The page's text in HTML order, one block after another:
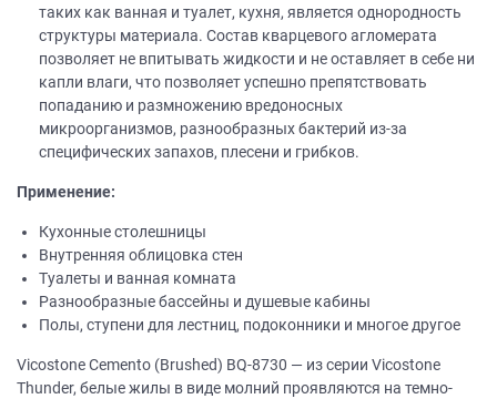
таких как ванная и туалет, кухня, является однородность
структуры материала. Состав кварцевого агломерата
позволяет не впитывать жидкости и не оставляет в себе ни
капли влаги, что позволяет успешно препятствовать
попаданию и размножению вредоносных
микроорганизмов, разнообразных бактерий из-за
специфических запахов, плесени и грибков.
Применение:
Кухонные столешницы
Внутренняя облицовка стен
Туалеты и ванная комната
Разнообразные бассейны и душевые кабины
Полы, ступени для лестниц, подоконники и многое другое
Vicostone Cemento (Brushed) BQ-8730 — из серии Vicostone
Thunder, белые жилы в виде молний проявляются на темно-